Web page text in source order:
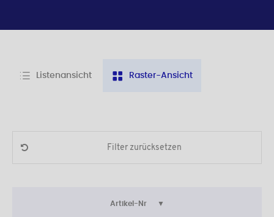
Listenansicht Raster-Ansicht
Filter zurücksetzen
Artikel-Nr